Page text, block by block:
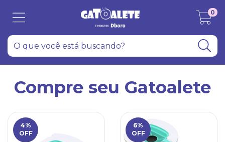
0
Compre seu Gatoalete
4%
OFF
6%
OFF